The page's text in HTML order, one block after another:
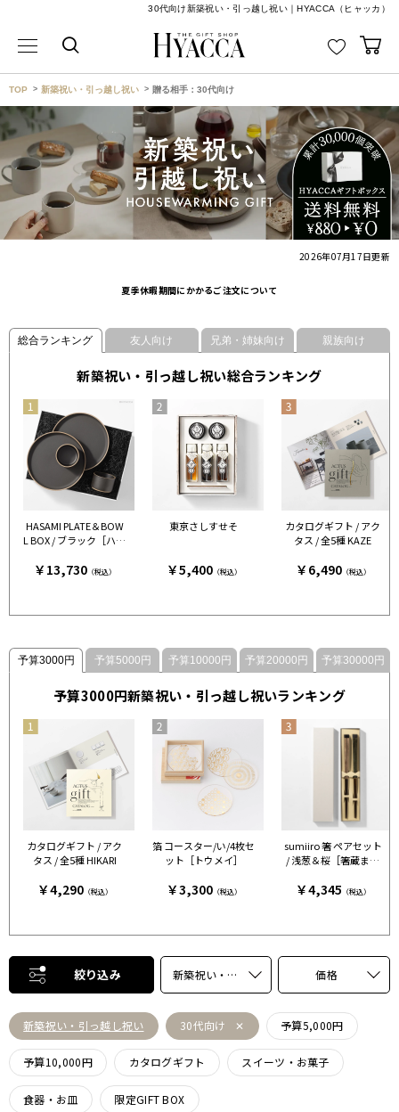
30代向け新築祝い・引っ越し祝い｜HYACCA（ヒャッカ）
TOP 新築祝い・引っ越し祝い 贈る相手：30代向け
2026年07月17日更新
夏季休暇期間にかかるご注文について
総合ランキング 友人向け 兄弟・姉妹向け 親族向け
新築祝い・引っ越し祝い総合ランキング
HASAMI PLATE＆BOW
L BOX / ブラック［ハサ
￥13,730（税込）
東京さしすせそ
￥5,400（税込）
カタログギフト / アク
タス / 全5種 KAZE
￥6,490（税込）
予算3000円 予算5000円 予算10000円 予算20000円 予算30000円
予算3000円新築祝い・引っ越し祝いランキング
カタログギフト / アク
タス / 全5種 HIKARI
￥4,290（税込）
箔 コースター/い/4枚セ
ット［トウメイ］
￥3,300（税込）
sumiiro 箸 ペアセット
/ 浅葱＆桜［箸蔵まつ
￥4,345 （税込）
絞り込み 新築祝い・引っ越し祝い 価格
新築祝い・引っ越し祝い 30代向け 予算5,000円
予算10,000円 カタログギフト スイーツ・お菓子
食器・お皿 限定GIFT BOX